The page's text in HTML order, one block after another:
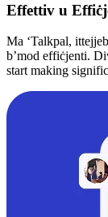
Effettiv u
Ma ‘Talkpal,
b’mod effiċjenti.
start making